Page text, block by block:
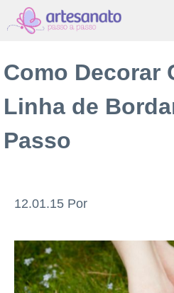
Pular
para
conteúdo
Como Decorar
Linha de
Passo
12.01.15 Por